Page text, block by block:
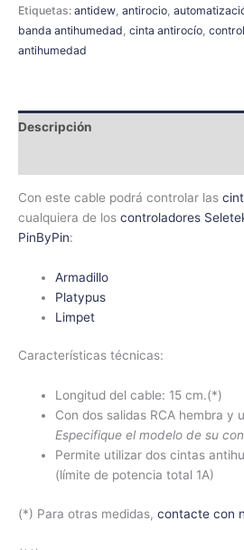
Etiquetas: antidew, antirocio,
banda antihumedad, cinta antirocío,
antihumedad
Descripción
Con este cable podrá controlar las
cualquiera de los controladores
PinByPin:
Armadillo
Platypus
Limpet
Características técnicas:
Longitud del cable: 15 cm.(*)
Con dos salidas RCA hembra y
Especifique el modelo de su
Permite utilizar dos cintas
(límite de potencia total 1A)
(*) Para otras medidas, contacte con